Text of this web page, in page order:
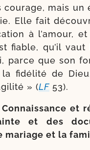
cou­rage, mais un
Elle fait
à l’amour,
fiable, qu’il
parce que son
fidé­li­té de
» (LF 53).
et
et des
mariage et la